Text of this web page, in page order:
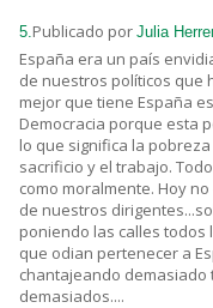
5. Publicado por Julia
España era un país
de nuestros políticos que
mejor que tiene España
Democracia porque esta
lo que significa la
sacrificio y el trabajo.
como moralmente. Hoy
de nuestros
poniendo las calles todos
que odian pertenecer a
chantajeando
demasiados....